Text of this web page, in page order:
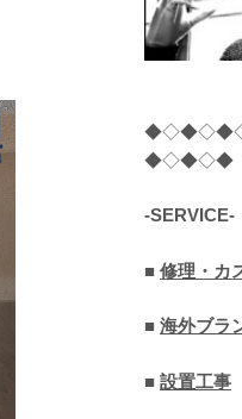
◆◇◆◇◆
-SERVICE-
■ 修理・カ
■ 海外ブラ
■ 設置工事